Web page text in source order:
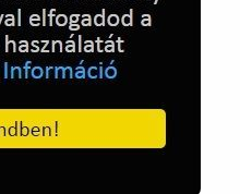
gazdag télen a
01.